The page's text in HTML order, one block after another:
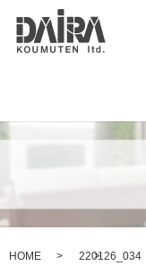
HOME 220126_034